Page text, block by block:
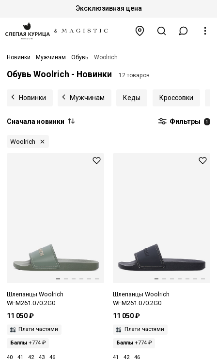
Эксклюзивная цена
Новинки Мужчинам Обувь Woolrich
Обувь Woolrich - Новинки 12 товаров
Новинки Мужчинам Кеды Кроссовки
Сначала новинки Фильтры 1
Woolrich
Шлепанцы Woolrich
WFM261.070.2G0
11 050 ₽
Плати частями
Баллы +774 ₽
40 41 42 43 46
Шлепанцы Woolrich
WFM261.070.2G0
11 050 ₽
Плати частями
Баллы+774 ₽
41 42 46